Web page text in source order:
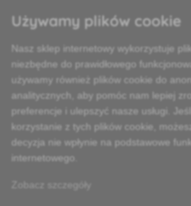
Zawsze służymy fachową poradą
Używamy plików cookie
Nasz sklep internetowy wykorzystuje
niezbędne do prawidłowego
używamy również plików cookie do
analitycznych, aby pomóc nam lepiej
preferencje i ulepszyć nasze usługi.
korzystanie z tych plików cookie,
decyzja nie wpłynie na podstawowe
internetowego.
Zobacz szczegóły